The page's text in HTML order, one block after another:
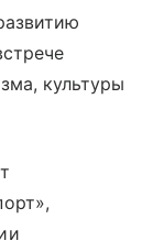
культуры